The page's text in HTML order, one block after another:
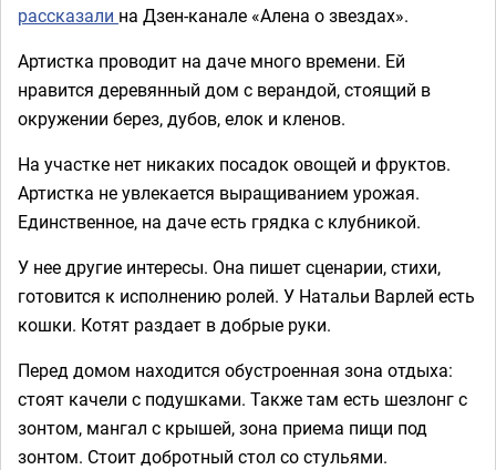
рассказали на Дзен-канале «Алена о звездах».
Артистка проводит на даче много времени. Ей
нравится деревянный дом с верандой, стоящий в
окружении берез, дубов, елок и кленов.
На участке нет никаких посадок овощей и фруктов.
Артистка не увлекается выращиванием урожая.
Единственное, на даче есть грядка с клубникой.
У нее другие интересы. Она пишет сценарии, стихи,
готовится к исполнению ролей. У Натальи Варлей есть
кошки. Котят раздает в добрые руки.
Перед домом находится обустроенная зона отдыха:
стоят качели с подушками. Также там есть шезлонг с
зонтом, мангал с крышей, зона приема пищи под
зонтом. Стоит добротный стол со стульями.